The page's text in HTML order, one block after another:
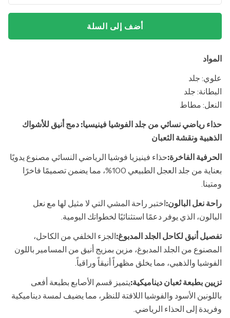
أضف إلى السلة
المواد
علوي: جلد
البطانة: جلد
النعل: مطاط
حذاء رياضي نسائي من جلد الفوشيا فينيسيا: دمج أنيق للأشواك
الذهبية ونقشة الثعبان
الحرفية الفاخرة:حذاء فينيزيا فوشيا الرياضي النسائي مصنوع يدويًا
بعناية من جلد العجل الطبيعي 100%، مما يضمن تصميمًا فاخرًا
ومتينا.
راحة نعل البالون:اختبر راحة المشي التي لا مثيل لها مع نعل
البالون، الذي يوفر دعمًا استثنائيًا لخطواتك اليومية.
تفصيل أنيق لكاحل الجلد المدبوغ:الجزء الخلفي من الكاحل،
المصنوع من الجلد المدبوغ، مزين بمزيج أنيق من المسامير باللون
الفوشيا والذهبي، مما يخلق مظهراً أنيقاً وراقياً.
تزيين بطبعة ثعبان ديناميكية:يتميز قسم الأصابع بطبعة أفعى
باللونين الأسود والفوشيا اللافتة للنظر، مما يضيف لمسة ديناميكية
وفريدة إلى الحذاء الرياضي.